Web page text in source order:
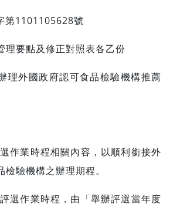
第1101105628號
理要點及修正對照表各乙份
理外國政府認可食品檢驗機構推薦
作業時程相關內容，以順利銜接外
驗機構之辦理期程。
選作業時程，由「舉辦評選當年度